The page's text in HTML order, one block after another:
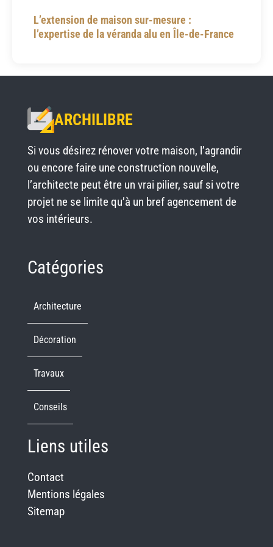
L’extension de maison sur-mesure :
l’expertise de la véranda alu en Île-de-France
ARCHILIBRE
Si vous désirez rénover votre maison, l’agrandir
ou encore faire une construction nouvelle,
l’architecte peut être un vrai pilier, sauf si votre
projet ne se limite qu’à un bref agencement de
vos intérieurs.
Catégories
Architecture
Décoration
Travaux
Conseils
Liens utiles
Contact
Mentions légales
Sitemap